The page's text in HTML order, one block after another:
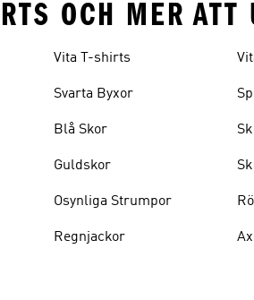
OCH MER ATT
Vita T-shirts
Svarta Byxor
Blå Skor
Guldskor
Osynliga Strumpor
Regnjackor